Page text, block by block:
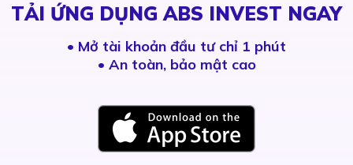
TẢI ỨNG DỤNG ABS INVEST NGAY
• Mở tài khoản đầu tư chỉ 1 phút
• An toàn, bảo mật cao